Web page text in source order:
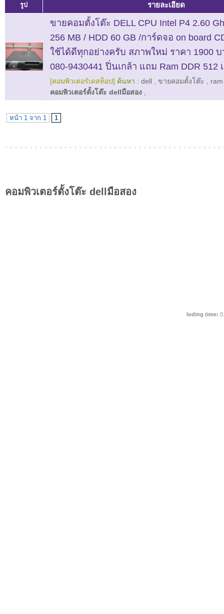
รูป รายละเอียด
ขายคอมตั้งโต๊ะ DELL CPU Intel P4 2.60
256 MB / HDD 60 GB /การ์ดจอ on board
ใช้ได้ดีทุกอย่างครับ สภาพใหม่ ราคา 1900
080-9430441 ปิ่นเกล้า แถม Ram DDR 512
[คอมพิวเตอร์เดสท็อป] ค้นหา : dell ขายคอมตั้งโต๊ะ ram
คอมพิวเตอร์ตั้งโต๊ะ dellมือสอง
หน้า 1 จาก 1 1
คอมพิวเตอร์ตั้งโต๊ะ dellมือสอง
loding time: